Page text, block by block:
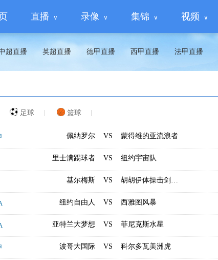
直播 录像 集锦 视频
超直播 英超直播 德甲直播 西甲直播 法甲直播
足球 篮球
佩纳罗尔 VS 蒙得维的亚流浪者
里士满踢球者 VS 纽约宇宙队
基尔梅斯 VS 胡胡伊体操击剑竞技
纽约自由人 VS 西雅图风暴
亚特兰大梦想 VS 菲尼克斯水星
波哥大国际 VS 科尔多瓦美洲虎